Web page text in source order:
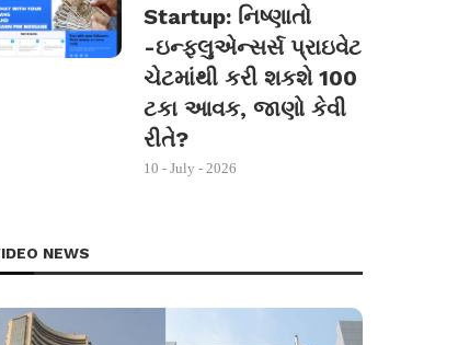
Startup: નિષ્ણાતો
-ઇન્ફ્લુએન્સર્સ પ્રાઇવેટ
ચેટમાંથી કરી શકશે 100
ટકા આવક, જાણો કેવી
રીતે?
10 - July - 2026
NEWS